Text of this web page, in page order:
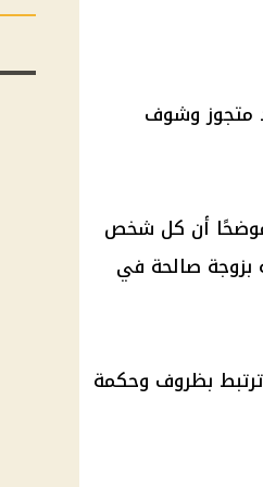
متجوز وشوف
موضحًا أن كل شخص
بزوجة صالحة في
ترتبط بظروف وحكمة